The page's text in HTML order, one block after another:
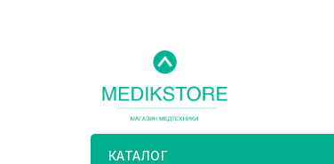
КАТАЛОГ